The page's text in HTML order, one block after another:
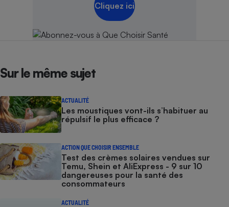
Cliquez ici
Sur le même sujet
ACTUALITÉ
Les moustiques vont-ils s’habituer au
répulsif le plus efficace ?
ACTION QUE CHOISIR ENSEMBLE
Test des crèmes solaires vendues sur
Temu, Shein et AliExpress - 9 sur 10
dangereuses pour la santé des
consommateurs
ACTUALITÉ